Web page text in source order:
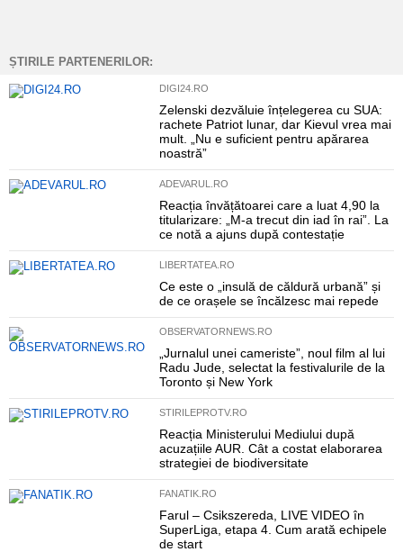
ȘTIRILE PARTENERILOR:
DIGI24.RO
Zelenski dezvăluie înțelegerea cu SUA:
rachete Patriot lunar, dar Kievul vrea mai
mult. „Nu e suficient pentru apărarea
noastră”
ADEVARUL.RO
Reacția învățătoarei care a luat 4,90 la
titularizare: „M-a trecut din iad în rai”. La
ce notă a ajuns după contestație
LIBERTATEA.RO
Ce este o „insulă de căldură urbană” și
de ce orașele se încălzesc mai repede
OBSERVATORNEWS.RO
„Jurnalul unei cameriste”, noul film al lui
Radu Jude, selectat la festivalurile de la
Toronto și New York
STIRILEPROTV.RO
Reacția Ministerului Mediului după
acuzațiile AUR. Cât a costat elaborarea
strategiei de biodiversitate
FANATIK.RO
Farul – Csikszereda, LIVE VIDEO în
SuperLiga, etapa 4. Cum arată echipele
de start